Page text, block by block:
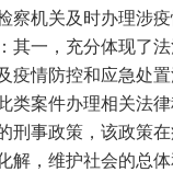
检察机关及时办理涉
其一，充分体现了
疫情防控和应急处
类案件办理相关法
刑事政策，该政策
解，维护社会的总